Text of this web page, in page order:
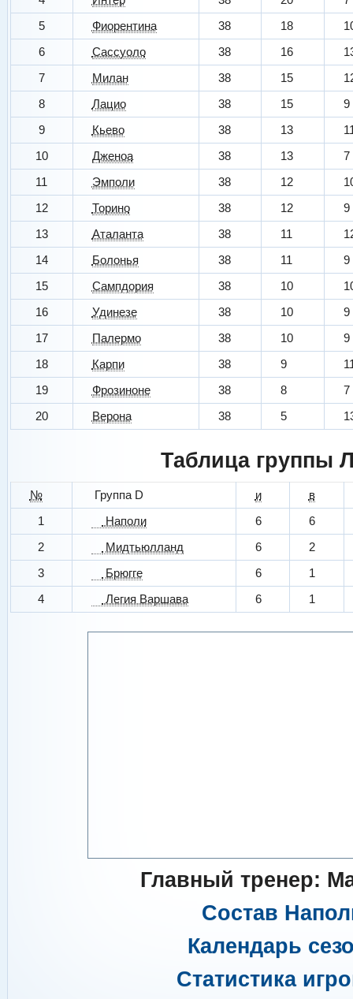
5
Фиорентина 38 18
6
Сассуоло 38 16
7
Милан 38 15
8
Лацио 38 15
9
9
Кьево 38 13
10
Дженоа 38 13
7
11
Эмполи 38 12
12
Торино 38 12
9
13
Аталанта 38 11
14
Болонья 38 11
9
15
Сампдория 38 10
16
Удинезе 38 10
9
17
Палермо 38 10
9
18
Карпи 38 9
19
Фрозиноне 38 8
7
20
Верона 38 5
Таблица группы
№ Группа D и
в
1
Наполи 6
6
2
Мидтьюлланд 6
2
3
Брюгге 6
1
4
Легия Варшава 6 1
Главный тренер:
Состав
Календарь
Статистика